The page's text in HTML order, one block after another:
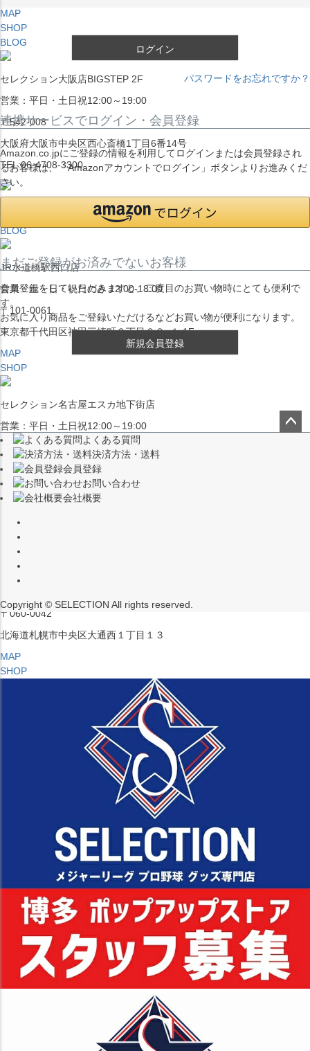
MAP
SHOP
BLOG
セレクション大阪店BIGSTEP 2F
営業：平日・土日祝12:00～19:00
〒542-008
大阪府大阪市中央区西心斎橋1丁目6番14号
TEL:06-4708-3300
MAP
BLOG
JR水道橋駅西口店
営業：土・日・祝日のみ 12:00-18:00
〒101-0061
東京都千代田区神田三崎町２丁目２２−１ 1F
MAP
SHOP
セレクション名古屋エスカ地下街店
営業：平日・土日祝12:00～19:00
（※15:00～16:00はメンテナンスのためクローズ）
〒453-0015
愛知県名古屋市中村区椿町６−９先
MAP
SHOP
セレクション ポップアップストア 札幌 ル・トロワ店
営業：平日・土日祝12:00～19:00
〒060-0042
北海道札幌市中央区大通西１丁目１３
MAP
SHOP
ログイン
パスワードをお忘れですか？
連携サービスでログイン・会員登録
Amazon.co.jpにご登録の情報を利用してログインまたは会員登録され
るお客様は、「Amazonアカウントでログイン」ボタンよりお進みくだ
さい。
まだご登録がお済みでないお客様
会員登録をしていただきますと、二度目のお買い物時にとても便利で
す。
お気に入り商品をご登録いただけるなどお買い物が便利になります。
新規会員登録
よくある質問
決済方法・送料
会員登録
お問い合わせ
会社概要
Copyright © SELECTION All rights reserved.